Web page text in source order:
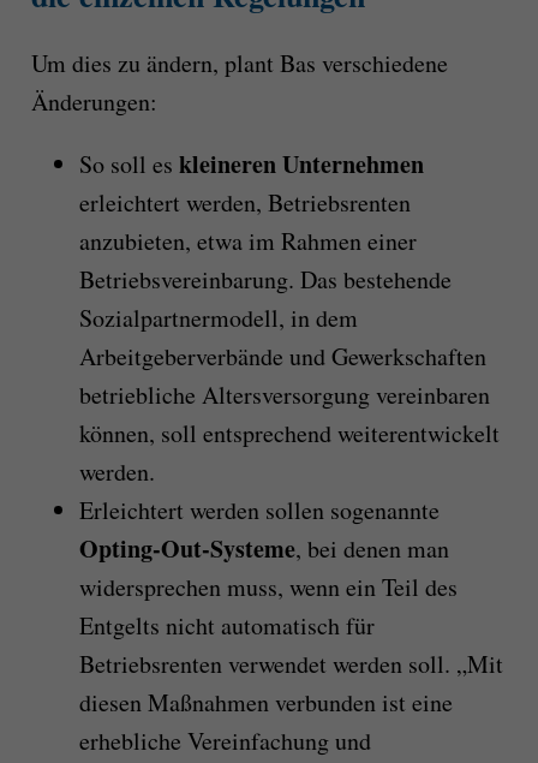
Um dies zu ändern, plant Bas verschiedene
Änderungen:
So soll es kleineren Unternehmen
erleichtert werden, Betriebsrenten
anzubieten, etwa im Rahmen einer
Betriebsvereinbarung. Das bestehende
Sozialpartnermodell, in dem
Arbeitgeberverbände und Gewerkschaften
betriebliche Altersversorgung vereinbaren
können, soll entsprechend weiterentwickelt
werden.
Erleichtert werden sollen sogenannte
Opting-Out-Systeme, bei denen man
widersprechen muss, wenn ein Teil des
Entgelts nicht automatisch für
Betriebsrenten verwendet werden soll. „Mit
diesen Maßnahmen verbunden ist eine
erhebliche Vereinfachung und